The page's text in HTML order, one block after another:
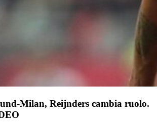
Milan, Reijnders cambia ruolo.